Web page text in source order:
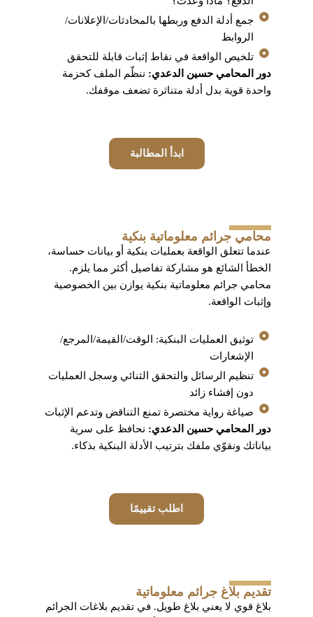
جمع أدلة الدفع وربطها بالمحادثات/الإعلانات/
الروابط
تلخيص الواقعة في نقاط إثبات قابلة للتحقق
دور المحامي حسين الدعدي: ننظّم الملف كحزمة
واحدة قوية بدل أدلة متناثرة تضعف موقفك.
ابدأ المطالبة
محامي جرائم معلوماتية بنكية
عندما تتعلق الواقعة بعمليات بنكية أو بيانات حساسة،
الخطأ الشائع هو مشاركة تفاصيل أكثر مما يلزم.
محامي جرائم معلوماتية بنكية يوازن بين الخصوصية
وإثبات الواقعة.
توثيق العمليات البنكية: الوقت/القيمة/المرجع/
الإشعارات
تنظيم الرسائل والتحقق الثنائي وسجل العمليات
دون إفشاء زائد
صياغة رواية مختصرة تمنع التناقض وتدعم الإثبات
دور المحامي حسين الدعدي: نحافظ على سرية
بياناتك ونقوّي ملفك بترتيب الأدلة البنكية بذكاء.
اطلب تقييمًا
تقديم بلاغ جرائم معلوماتية
بلاغ قوي لا يعني بلاغ طويل. في تقديم بلاغات الجرائم